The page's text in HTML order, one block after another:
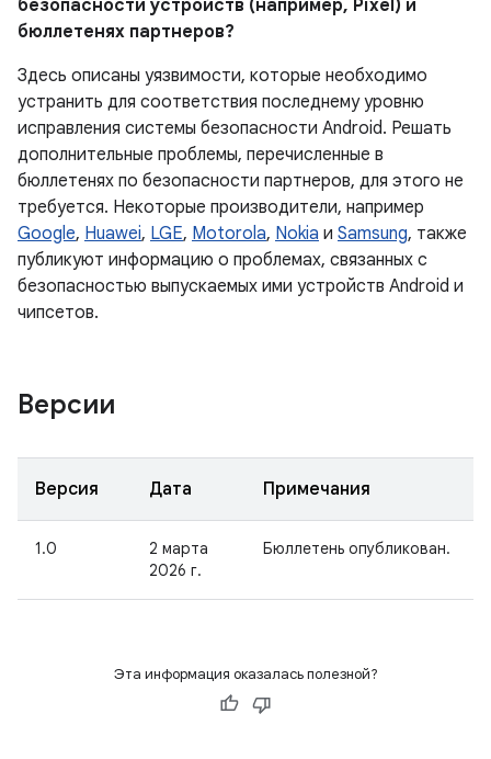
безопасности устройств (например, Pixel) и
бюллетенях партнеров?
Здесь описаны уязвимости, которые необходимо
устранить для соответствия последнему уровню
исправления системы безопасности Android. Решать
дополнительные проблемы, перечисленные в
бюллетенях по безопасности партнеров, для этого не
требуется. Некоторые производители, например
Google, Huawei, LGE, Motorola, Nokia и Samsung, также
публикуют информацию о проблемах, связанных с
безопасностью выпускаемых ими устройств Android и
чипсетов.
Версии
Версия Дата Примечания
1.0
2 марта
2026 г.
Бюллетень опубликован.
Эта информация оказалась полезной?